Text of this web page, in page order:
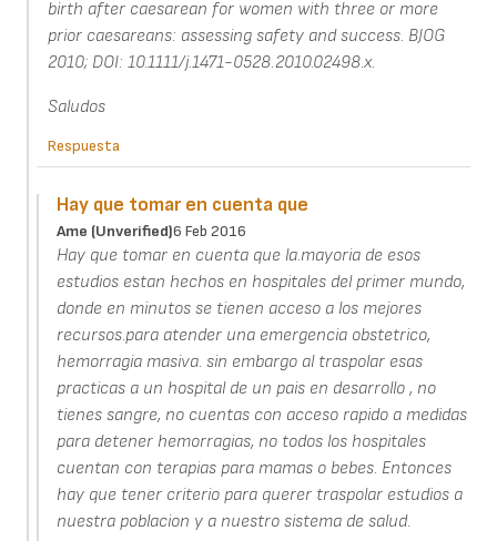
birth after caesarean for women with three or more
prior caesareans: assessing safety and success. BJOG
2010; DOI: 10.1111/j.1471-0528.2010.02498.x.
Saludos
Respuesta
Hay que tomar en cuenta que
Ame (unverified)6 Feb 2016
Hay que tomar en cuenta que la.mayoria de esos
estudios estan hechos en hospitales del primer mundo,
donde en minutos se tienen acceso a los mejores
recursos.para atender una emergencia obstetrico,
hemorragia masiva. sin embargo al traspolar esas
practicas a un hospital de un pais en desarrollo , no
tienes sangre, no cuentas con acceso rapido a medidas
para detener hemorragias, no todos los hospitales
cuentan con terapias para mamas o bebes. Entonces
hay que tener criterio para querer traspolar estudios a
nuestra poblacion y a nuestro sistema de salud.